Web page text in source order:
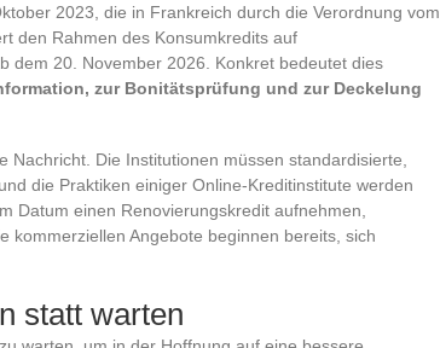
2023, die in Frankreich durch die Verordnung vom
den Rahmen des Konsumkredits auf
dem 20. November 2026. Konkret bedeutet dies
zur Bonitätsprüfung und zur Deckelung
Die Institutionen müssen standardisierte,
die Praktiken einiger Online-Kreditinstitute werden
Datum einen Renovierungskredit aufnehmen,
kommerziellen Angebote beginnen bereits, sich
statt warten